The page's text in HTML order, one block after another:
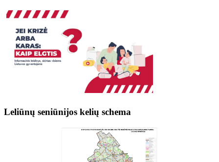
Leliūnų seniūnijos kelių schema